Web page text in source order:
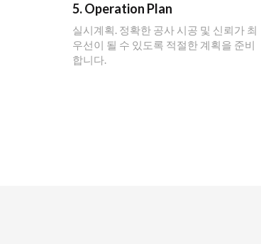
5. Operation Plan
실시계획. 정확한 공사 시공 및 신뢰가 최
우선이 될 수 있도록 적절한 계획을 준비
합니다.